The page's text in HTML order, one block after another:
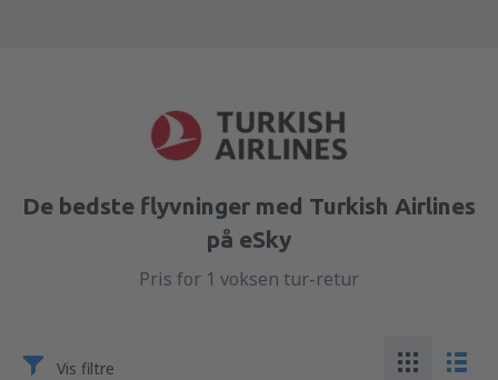
De bedste flyvninger med Turkish Airlines
på eSky
Pris for 1 voksen tur-retur
Vis filtre